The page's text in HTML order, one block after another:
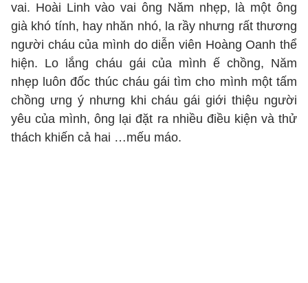
vai. Hoài Linh vào vai ông Năm nhẹp, là một ông
già khó tính, hay nhăn nhó, la rầy nhưng rất thương
người cháu của mình do diễn viên Hoàng Oanh thể
hiện. Lo lắng cháu gái của mình ế chồng, Năm
nhẹp luôn đốc thúc cháu gái tìm cho mình một tấm
chồng ưng ý nhưng khi cháu gái giới thiệu người
yêu của mình, ông lại đặt ra nhiều điều kiện và thử
thách khiến cả hai …mếu máo.